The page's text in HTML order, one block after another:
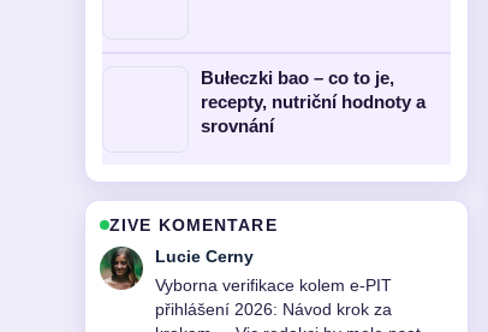
Bułeczki bao – co to je,
recepty, nutriční hodnoty a
srovnání
ZIVE KOMENTARE
Martin Prochazka
Skvele shrnuti k Grzegorz Damięcki –
věk, rodina a kariéra. Je to